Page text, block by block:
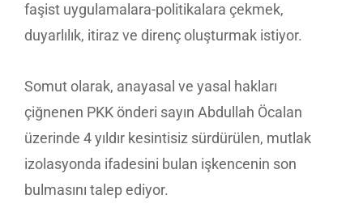
faşist uygulamalara-politikalara çekmek,
duyarlılık, itiraz ve direnç oluşturmak istiyor.
Somut olarak, anayasal ve yasal hakları
çiğnenen PKK önderi sayın Abdullah Öcalan
üzerinde 4 yıldır kesintisiz sürdürülen, mutlak
izolasyonda ifadesini bulan işkencenin son
bulmasını talep ediyor.